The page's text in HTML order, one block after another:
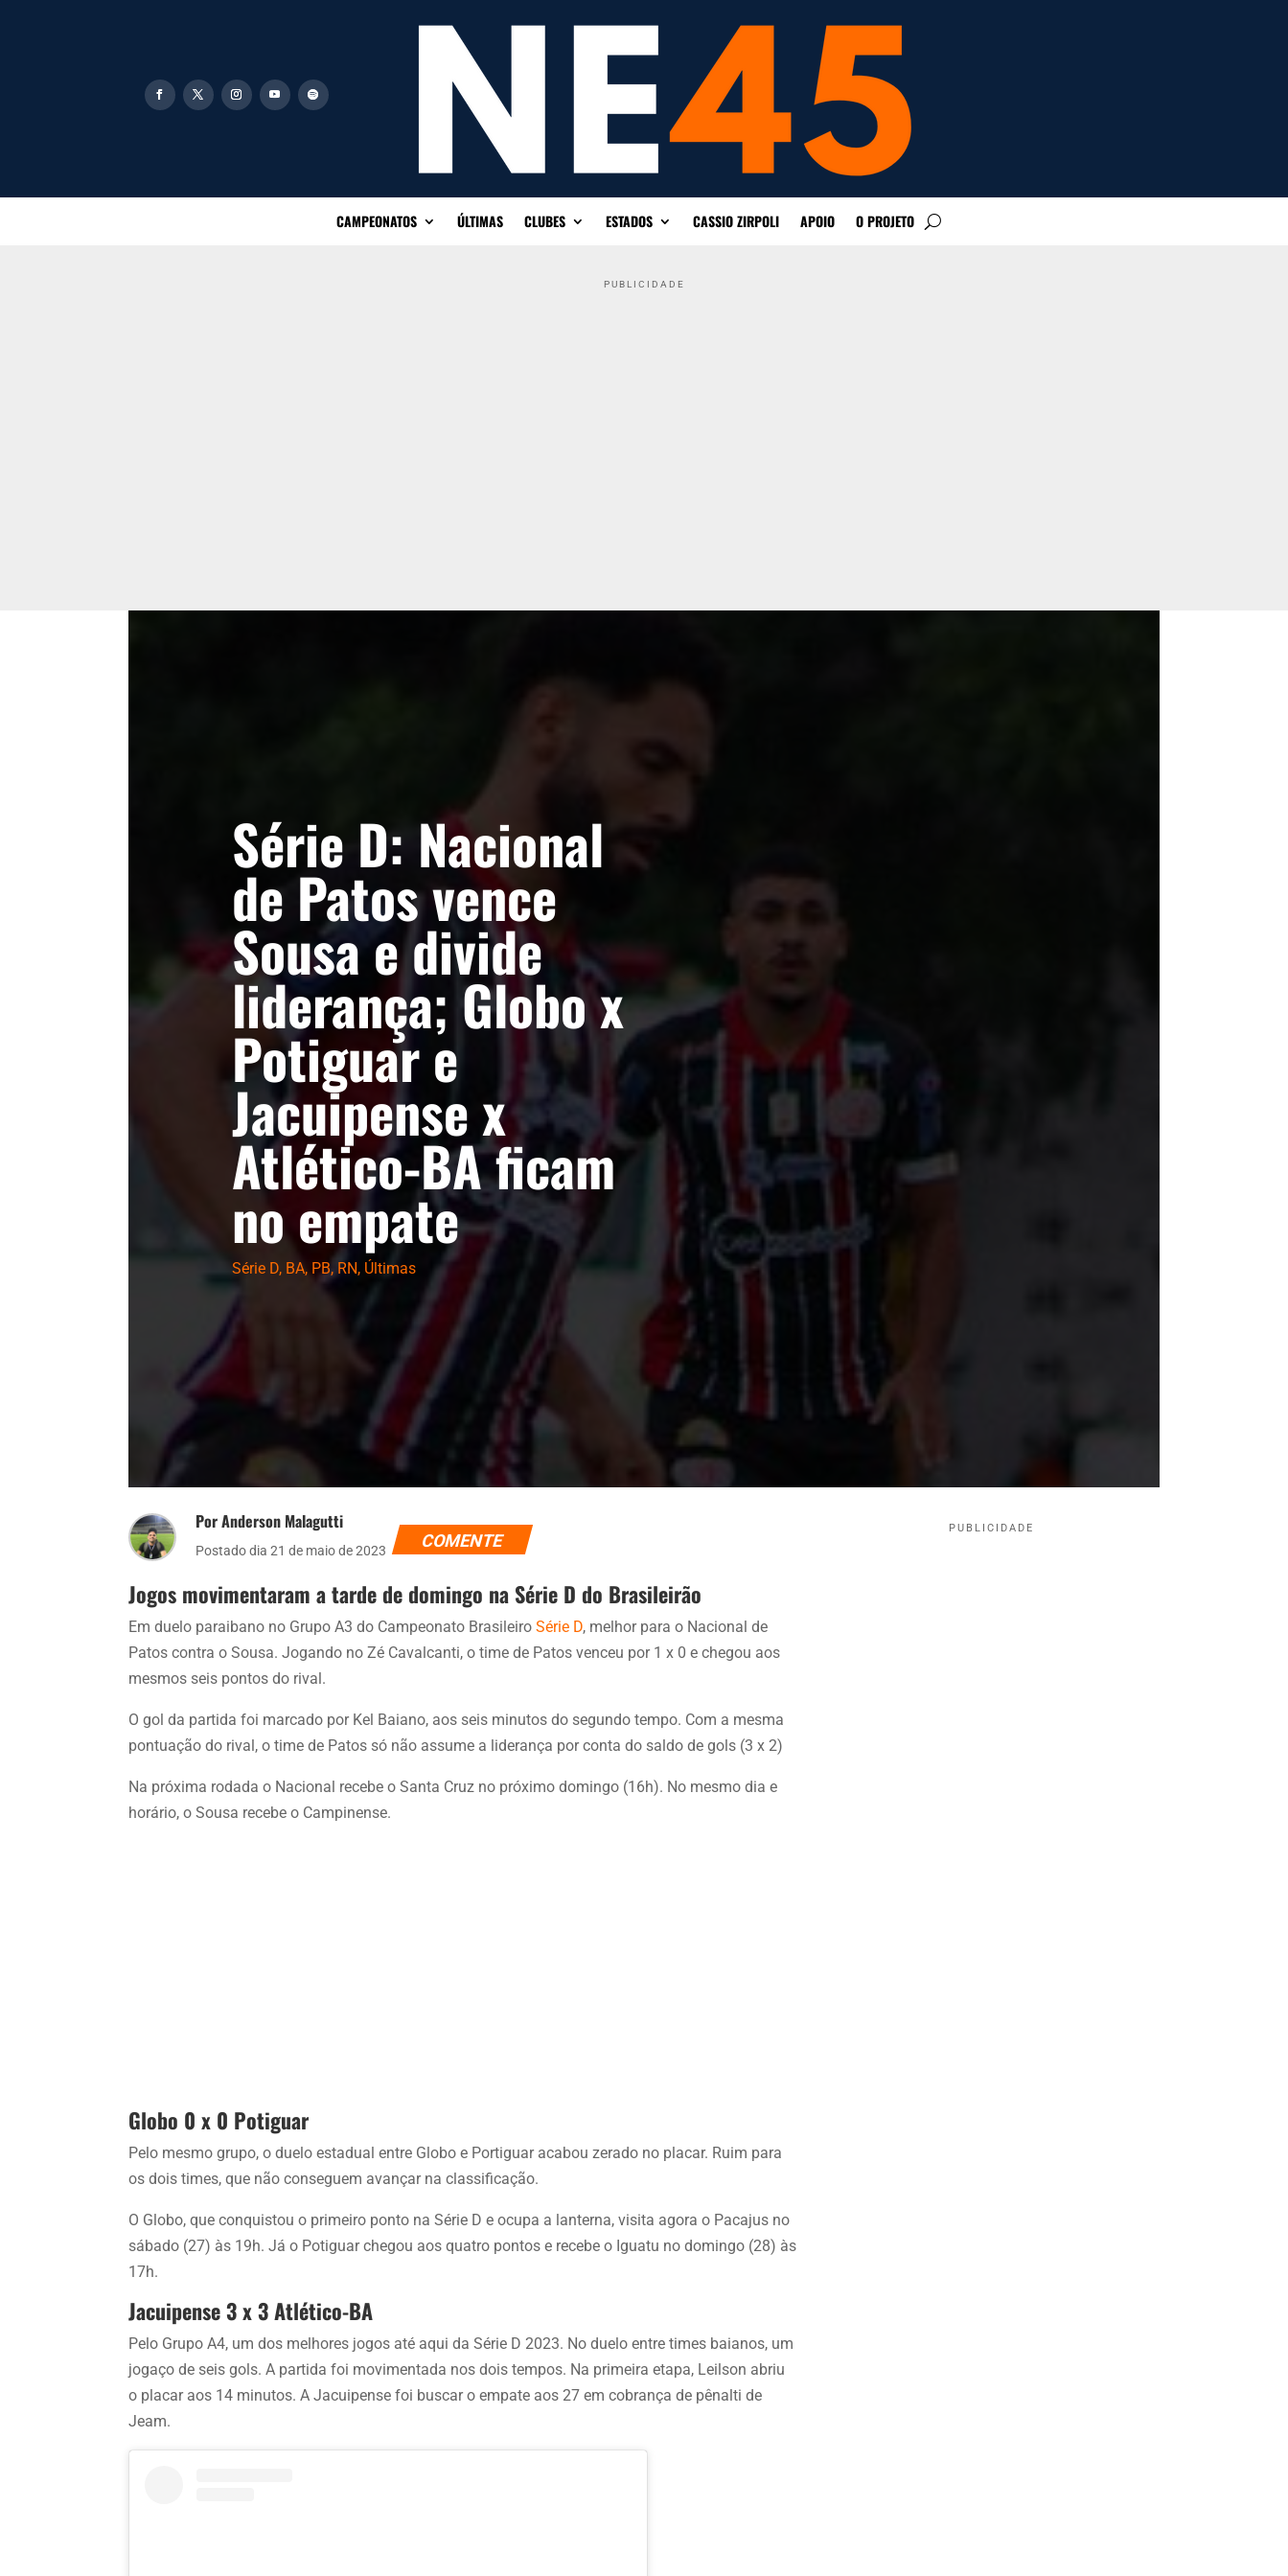
CAMPEONATOS ÚLTIMAS CLUBES ESTADOS CASSIO ZIRPOLI APOIO O PROJETO
PUBLICIDADE
Série D: Nacional
de Patos vence
Sousa e divide
liderança; Globo x
Potiguar e
Jacuipense x
Atlético-BA ficam
no empate
Série D, BA, PB, RN, Últimas
Por Anderson Malagutti
Postado dia 21 de maio de 2023 COMENTE
Jogos movimentaram a tarde de domingo na Série D do Brasileirão
Em duelo paraibano no Grupo A3 do Campeonato BrasileiroSérie D, melhor para o Nacional de
Patos contra o Sousa. Jogando no Zé Cavalcanti, o time de Patos venceu por 1 x 0 e chegou aos
mesmos seis pontos do rival.
O gol da partida foi marcado por Kel Baiano, aos seis minutos do segundo tempo. Com a mesma
pontuação do rival, o time de Patos só não assume a liderança por conta do saldo de gols (3 x 2)
Na próxima rodada o Nacional recebe o Santa Cruz no próximo domingo (16h). No mesmo dia e
horário, o Sousa recebe o Campinense.
Globo 0 x 0 Potiguar
Pelo mesmo grupo, o duelo estadual entre Globo e Portiguar acabou zerado no placar. Ruim para
os dois times, que não conseguem avançar na classificação.
O Globo, que conquistou o primeiro ponto na Série D e ocupa a lanterna, visita agora o Pacajus no
sábado (27) às 19h. Já o Potiguar chegou aos quatro pontos e recebe o Iguatu no domingo (28) às
17h.
Jacuipense 3 x 3 Atlético-BA
Pelo Grupo A4, um dos melhores jogos até aqui da Série D 2023. No duelo entre times baianos, um
jogaço de seis gols. A partida foi movimentada nos dois tempos. Na primeira etapa, Leilson abriu
o placar aos 14 minutos. A Jacuipense foi buscar o empate aos 27 em cobrança de pênalti de
Jeam.
PUBLICIDADE